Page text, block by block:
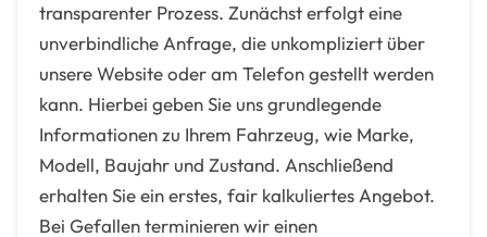
transparenter Prozess. Zunächst erfolgt eine
unverbindliche Anfrage, die unkompliziert über
unsere Website oder am Telefon gestellt werden
kann. Hierbei geben Sie uns grundlegende
Informationen zu Ihrem Fahrzeug, wie Marke,
Modell, Baujahr und Zustand. Anschließend
erhalten Sie ein erstes, fair kalkuliertes Angebot.
Bei Gefallen terminieren wir einen